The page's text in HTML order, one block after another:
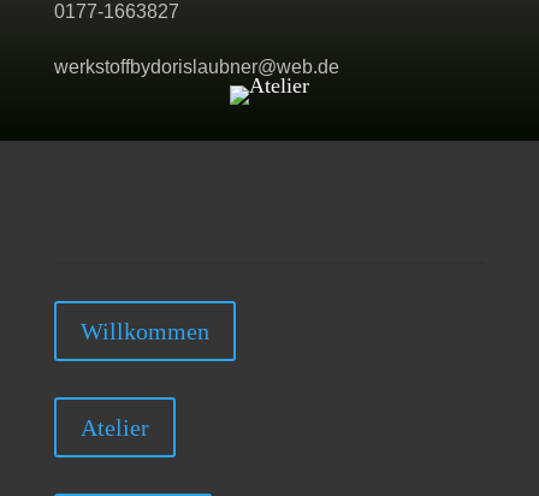
0177-1663827
werkstoffbydorislaubner@web.de
Willkommen
Atelier